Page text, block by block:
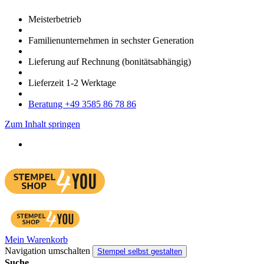
Meister­betrieb
Familien­unter­nehmen in sechster Gene­ration
Lieferung auf Rech­nung (bonitätsabhängig)
Liefer­zeit 1-2 Werk­tage
Bera­tung +49 3585 86 78 86
Zum Inhalt springen
Mein Warenkorb
Navigation umschalten
Stempel selbst gestalten